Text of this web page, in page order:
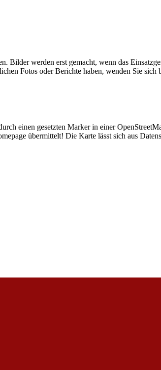
Bilder werden erst gemacht, wenn das
Fotos oder Berichte haben, wenden Sie sich
einen gesetzten Marker in einer
übermittelt! Die Karte lässt sich aus